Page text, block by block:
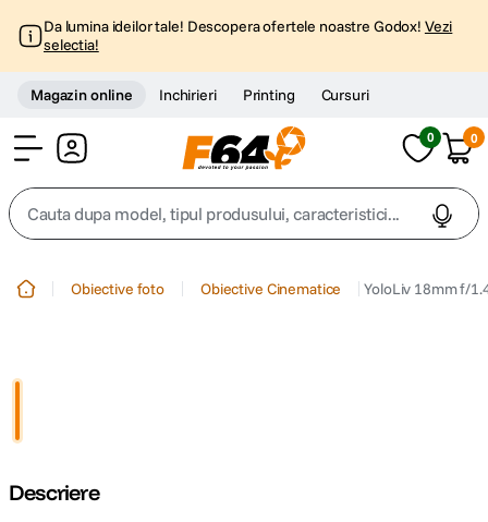
Da lumina ideilor tale! Descopera ofertele noastre Godox! Vezi
selectia!
Magazin online Inchirieri Printing Cursuri
0 0
Cauta dupa model, tipul produsului, caracteristici...
Obiective foto Obiective Cinematice YoloLiv 18mm f/
Descriere